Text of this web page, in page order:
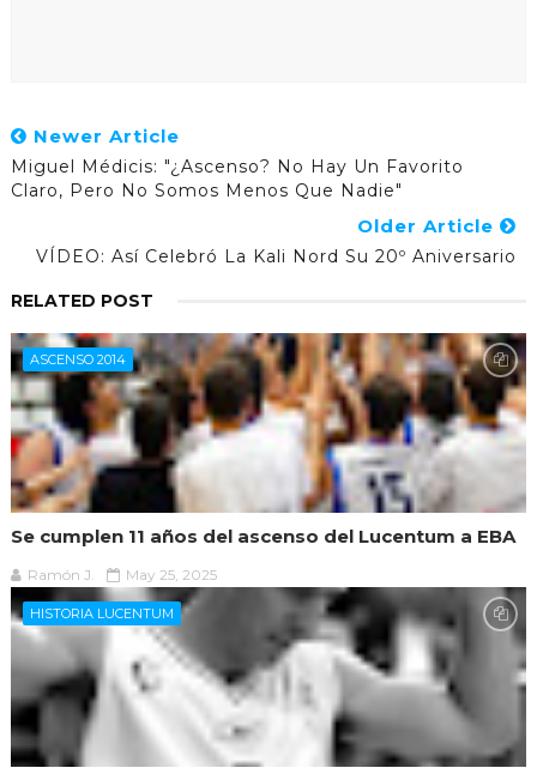
Newer Article
Miguel Médicis: "¿Ascenso? No Hay Un Favorito
Claro, Pero No Somos Menos Que Nadie"
Older Article
VÍDEO: Así Celebró La Kali Nord Su 20º Aniversario
RELATED POST
ASCENSO 2014
Se cumplen 11 años del ascenso del Lucentum a EBA
Ramón J. May 25, 2025
HISTORIA LUCENTUM